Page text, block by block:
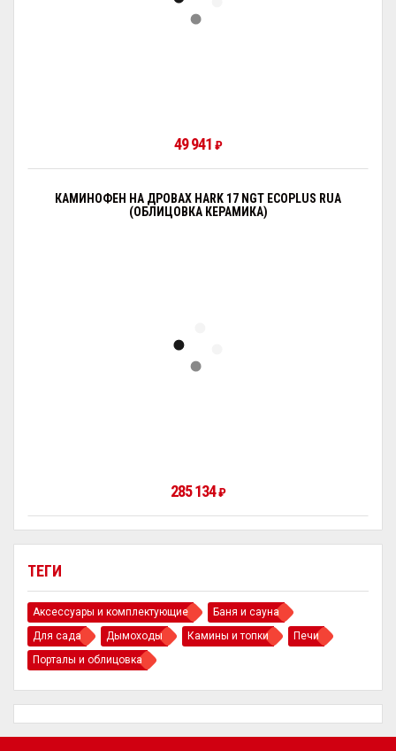
ТЕГИ
Аксессуары и комплектующие
Баня и сауна
Для сада
Дымоходы Камины и топки
Печи
Порталы и облицовка
49 941 ₽
КАМИНОФЕН НА ДРОВАХ HARK 17 NGT ECOPLUS RUA
(ОБЛИЦОВКА КЕРАМИКА)
285 134₽